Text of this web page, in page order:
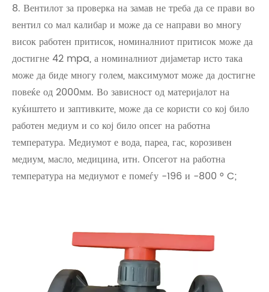
8. Вентилот за проверка на замав не треба да се прави во
вентил со мал калибар и може да се направи во многу
висок работен притисок, номиналниот притисок може да
достигне 42 mpa, а номиналниот дијаметар исто така
може да биде многу голем, максимумот може да достигне
повеќе од 2000мм. Во зависност од материјалот на
куќиштето и заптивките, може да се користи со кој било
работен медиум и со кој било опсег на работна
температура. Медиумот е вода, пареа, гас, корозивен
медиум, масло, медицина, итн. Опсегот на работна
температура на медиумот е помеѓу -196 и -800 ° C;